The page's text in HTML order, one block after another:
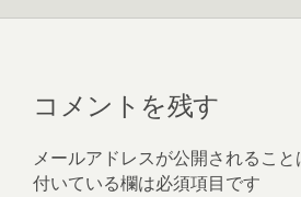
コメントを残す
メールアドレスが公開されること
付いている欄は必須項目です